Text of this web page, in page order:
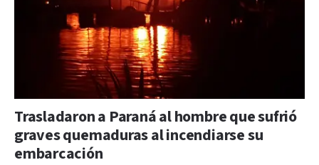
Trasladaron a Paraná al hombre que sufrió
graves quemaduras al incendiarse su
embarcación